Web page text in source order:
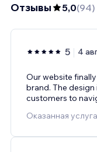
Отзывы 5,0(94)
5 4
Our website
brand. The
customers to
Оказанная